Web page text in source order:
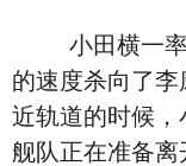
小田横一率
的速度杀向了
近轨道的时候
舰队正在准备